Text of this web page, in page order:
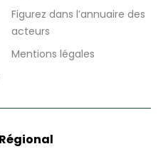
Figurez dans l’annuaire des
acteurs
Mentions légales